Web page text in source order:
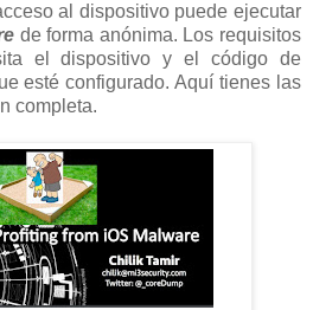
al dispositivo puede ejecutar
de forma anónima. Los requisitos
el dispositivo y el código de
esté configurado. Aquí tienes las
completa.